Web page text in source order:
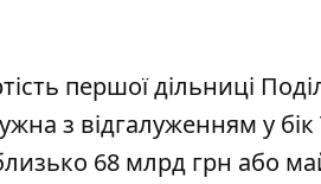
першої дільниці
з відгалуженням у
68 млрд грн або